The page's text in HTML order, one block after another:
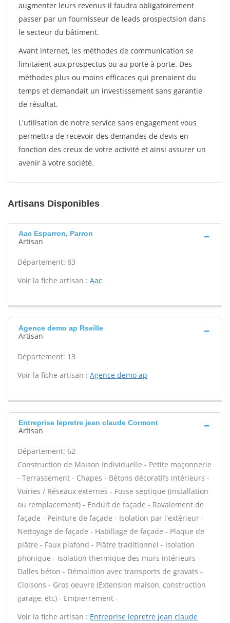
augmenter leurs revenus il faudra obligatoirement
passer par un fournisseur de leads prospectsion dans
le secteur du bâtiment.
Avant internet, les méthodes de communication se
limitaient aux prospectus ou au porte à porte. Des
méthodes plus ou moins efficaces qui prenaient du
temps et demandait un investissement sans garantie
de résultat.
L'utilisation de notre service sans engagement vous
permettra de recevoir des demandes de devis en
fonction des creux de votre activité et ainsi assurer un
avenir à votre société.
Artisans Disponibles
Aac Esparron, Parron
Artisan
Département: 83
Voir la fiche artisan : Aac
Agence demo ap Rseille
Artisan
Département: 13
Voir la fiche artisan : Agence demo ap
Entreprise lepretre jean claude Cormont
Artisan
Département: 62
Construction de Maison Individuelle - Petite maçonnerie
- Terrassement - Chapes - Bétons décoratifs intérieurs -
Voiries / Réseaux externes - Fosse septique (installation
ou remplacement) - Enduit de façade - Ravalement de
façade - Peinture de façade - Isolation par l'extérieur -
Nettoyage de façade - Habillage de façade - Plaque de
plâtre - Faux plafond - Plâtre traditionnel - Isolation
phonique - Isolation thermique des murs intérieurs -
Dalles béton - Démolition avec transports de gravats -
Cloisons - Gros oeuvre (Extension maison, construction
garage, etc) - Empierrement -
Voir la fiche artisan : Entreprise lepretre jean claude